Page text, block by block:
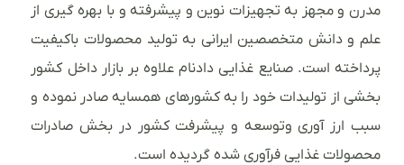
مدرن و مجهز به تجهیزات نوین و پیشرفته و با بهره گیری از
علم و دانش متخصصین ایرانی به تولید محصولات باکیفیت
پرداخته است. صنایع غذایی دادنام علاوه بر بازار داخل کشور
بخشی از تولیدات خود را به کشورهای همسایه صادر نموده و
سبب ارز آوری وتوسعه و پیشرفت کشور در بخش صادرات
محصولات غذایی فرآوری شده گردیده است.